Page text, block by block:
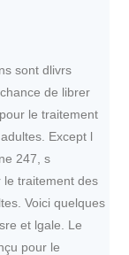
sont dlivrs
de librer
le traitement
Except l
247, s
le traitement des
Voici quelques
et lgale. Le
pour le